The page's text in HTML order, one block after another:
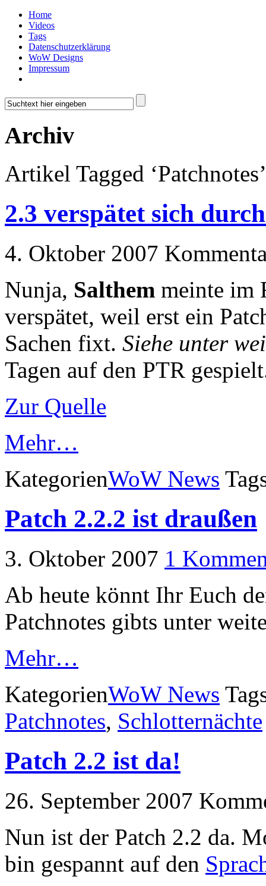
Home
Videos
Tags
Datenschutzerklärung
WoW Designs
Impressum
Archiv
Artikel Tagged ‘Patchnotes’
2.3 verspätet sich
4. Oktober 2007
Nunja, Salthem meinte im
verspätet, weil erst ein
Sachen fixt. Siehe unter
Tagen auf den PTR
Zur Quelle
Mehr…
KategorienWoW News
Patch 2.2.2 ist draußen
3. Oktober 2007 1
Ab heute könnt Ihr Euch
Patchnotes gibts unter
Mehr…
KategorienWoW News
Patchnotes, Schlotternächte
Patch 2.2 ist da!
26. September 2007
Nun ist der Patch 2.2 da.
bin gespannt auf den